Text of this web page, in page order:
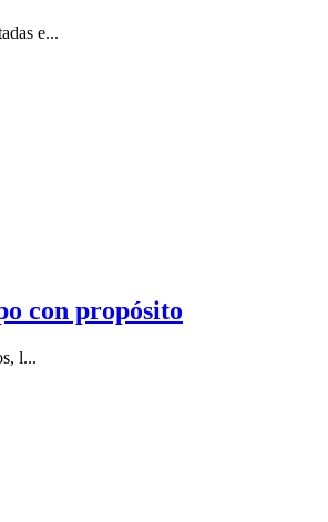
e...
con propósito
l...